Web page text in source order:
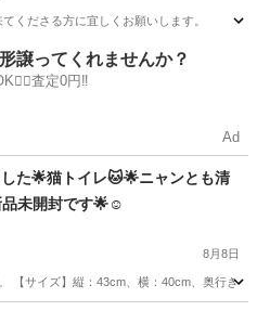
くださる方に宜しくお願いします。
具譲ってくれませんか？
査定0円‼️
Ad
た︎🌟猫トイレ🐱︎🌟ニャンとも清
未開封です︎🌟☺
8月8日
【サイズ】縦：43cm、横：40cm、奥行